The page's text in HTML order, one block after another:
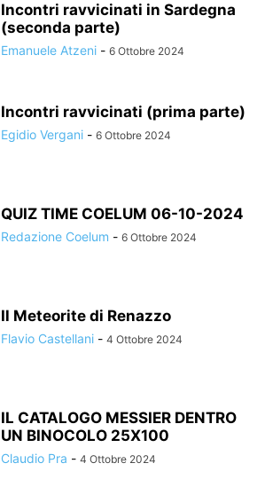
Incontri ravvicinati in Sardegna
(seconda parte)
Emanuele Atzeni - 6 Ottobre 2024
Incontri ravvicinati (prima parte)
Egidio Vergani - 6 Ottobre 2024
QUIZ TIME COELUM 06-10-2024
Redazione Coelum - 6 Ottobre 2024
Il Meteorite di Renazzo
Flavio Castellani - 4 Ottobre 2024
IL CATALOGO MESSIER DENTRO
UN BINOCOLO 25X100
Claudio Pra - 4 Ottobre 2024